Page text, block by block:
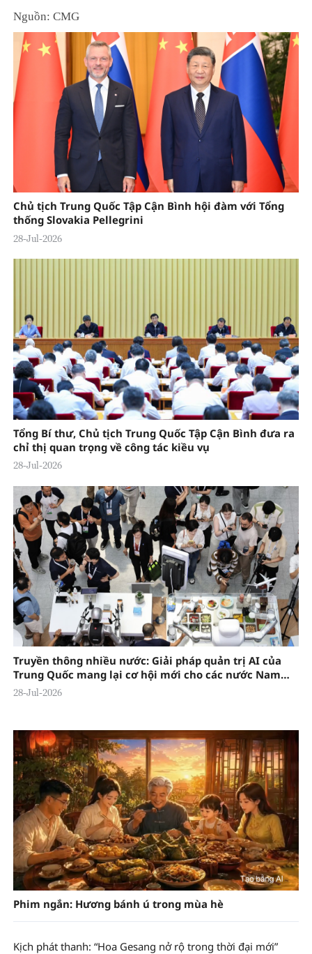
Nguồn: CMG
Chủ tịch Trung Quốc Tập Cận Bình hội đàm với Tổng
thống Slovakia Pellegrini
28-Jul-2026
Tổng Bí thư, Chủ tịch Trung Quốc Tập Cận Bình đưa ra
chỉ thị quan trọng về công tác kiều vụ
28-Jul-2026
Truyền thông nhiều nước: Giải pháp quản trị AI của
Trung Quốc mang lại cơ hội mới cho các nước Nam
bán cầu
28-Jul-2026
Phim ngắn: Hương bánh ú trong mùa hè
Kịch phát thanh: “Hoa Gesang nở rộ trong thời đại mới”